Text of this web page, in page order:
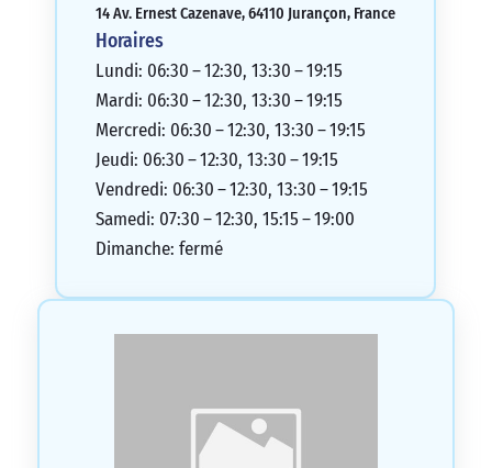
14 Av. Ernest Cazenave, 64110 Jurançon, France
Horaires
Lundi: 06:30 – 12:30, 13:30 – 19:15
Mardi: 06:30 – 12:30, 13:30 – 19:15
Mercredi: 06:30 – 12:30, 13:30 – 19:15
Jeudi: 06:30 – 12:30, 13:30 – 19:15
Vendredi: 06:30 – 12:30, 13:30 – 19:15
Samedi: 07:30 – 12:30, 15:15 – 19:00
Dimanche: fermé